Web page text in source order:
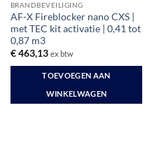
BRANDBEVEILIGING
AF-X Fireblocker nano CXS |
met TEC kit activatie | 0,41 tot
0,87 m3
€463,13 ex btw
TOEVOEGEN AAN
WINKELWAGEN